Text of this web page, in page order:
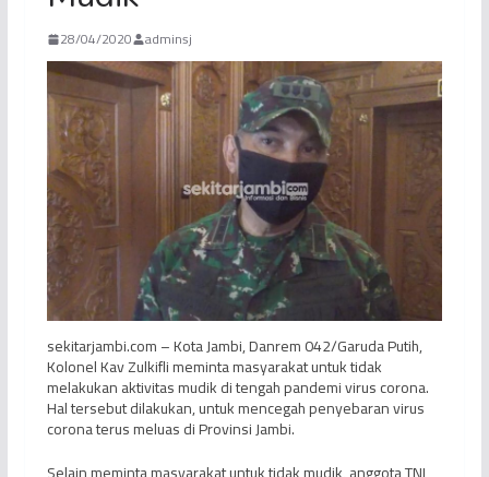
28/04/2020 adminsj
sekitarjambi.com – Kota Jambi, Danrem 042/Garuda Putih,
Kolonel Kav Zulkifli meminta masyarakat untuk tidak
melakukan aktivitas mudik di tengah pandemi virus corona.
Hal tersebut dilakukan, untuk mencegah penyebaran virus
corona terus meluas di Provinsi Jambi.